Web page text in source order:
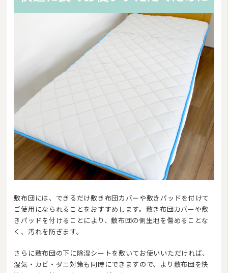
敷布団には、できるだけ敷き布団カバーや敷きパッドを付けて
ご使用になられることをおすすめします。敷き布団カバーや敷
きパッドを付けることにより、敷布団の側生地を傷めることな
く、汚れを防ぎます。
さらに敷布団の下に除湿シートを敷いてお使いいただければ、
湿気・カビ・ダニ対策も同時にできますので、より敷布団を快